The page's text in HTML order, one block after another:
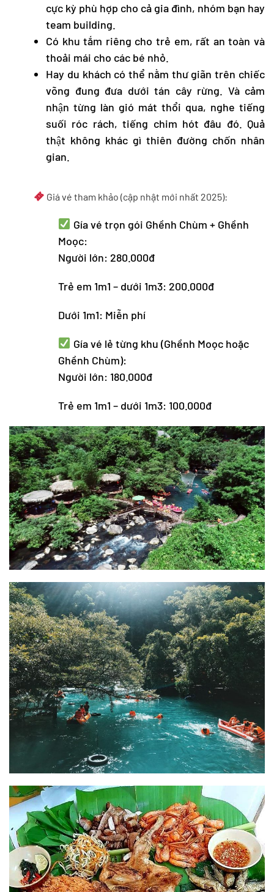
cực kỳ phù hợp cho cả gia đình, nhóm bạn hay
team building.
Có khu tắm riêng cho trẻ em, rất an toàn và
thoải mái cho các bé nhỏ.
Hay du khách có thể nằm thư giãn trên chiếc
võng đung đưa dưới tán cây rừng. Và cảm
nhận từng làn gió mát thổi qua, nghe tiếng
suối róc rách, tiếng chim hót đâu đó. Quả
thật không khác gì thiên đường chốn nhân
gian.
Giá vé tham khảo (cập nhật mới nhất 2025):
Gía vé trọn gói Ghềnh Chùm + Ghềnh
Moọc:
Người lớn: 280.000đ
Trẻ em 1m1 – dưới 1m3: 200.000đ
Dưới 1m1: Miễn phí
Gía vé lẻ từng khu (Ghềnh Moọc hoặc
Ghềnh Chùm):
Người lớn: 180.000đ
Trẻ em 1m1 – dưới 1m3: 100.000đ